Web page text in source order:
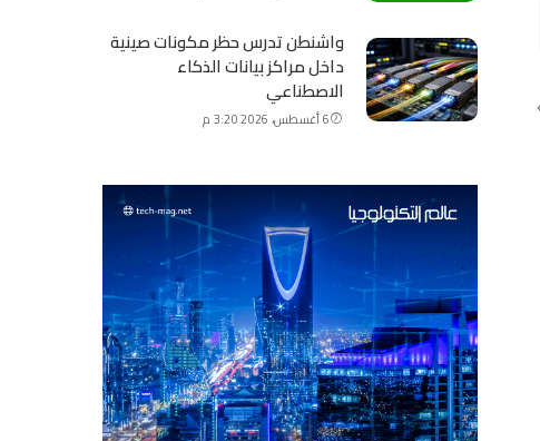
واشنطن تدرس حظر مكونات صينية
داخل مراكز بيانات الذكاء
الاصطناعي
6 أغسطس، 2026 3:20 م